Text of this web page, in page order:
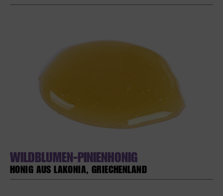
WILDBLUMEN-PINIENHONIG
HONIG AUS LAKONIA, GRIECHENLAND